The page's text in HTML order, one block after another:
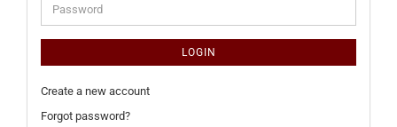
Password
LOGIN
Create a new account
Forgot password?